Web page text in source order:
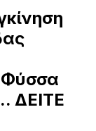
ΔΕΙΤΕ